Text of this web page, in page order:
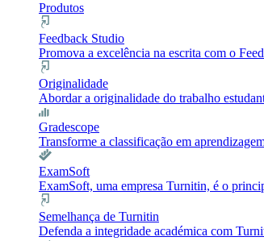
Produtos
Feedback Studio
Promova a excelência na escrita com o
Originalidade
Abordar a originalidade do trabalho
Gradescope
Transforme a classificação em
ExamSoft
ExamSoft, uma empresa Turnitin, é o
Semelhança de Turnitin
Defenda a integridade académica com